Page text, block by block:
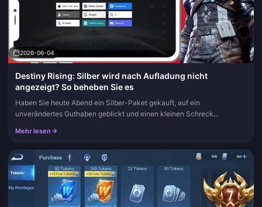
2026-06-04
Destiny Rising: Silber wird nach Aufladung nicht
angezeigt? So beheben Sie es
Haben Sie heute Abend ein Silber-Paket gekauft, auf ein
unverändertes Guthaben geblickt und einen kleinen Schreck
Rising Silber nac...
Mehr lesen